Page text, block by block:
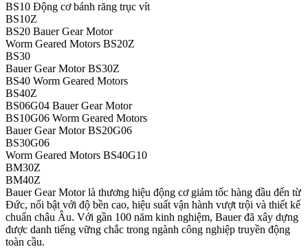
BS10 Động cơ bánh răng trục vít
BS10Z
BS20 Bauer Gear Motor
Worm Geared Motors BS20Z
BS30
Bauer Gear Motor BS30Z
BS40 Worm Geared Motors
BS40Z
BS06G04 Bauer Gear Motor
BS10G06 Worm Geared Motors
Bauer Gear Motor BS20G06
BS30G06
Worm Geared Motors BS40G10
BM30Z
BM40Z
Bauer Gear Motor là thương hiệu động cơ giảm tốc hàng đầu đến từ
Đức, nổi bật với độ bền cao, hiệu suất vận hành vượt trội và thiết kế
chuẩn châu Âu. Với gần 100 năm kinh nghiệm, Bauer đã xây dựng
được danh tiếng vững chắc trong ngành công nghiệp truyền động
toàn cầu.